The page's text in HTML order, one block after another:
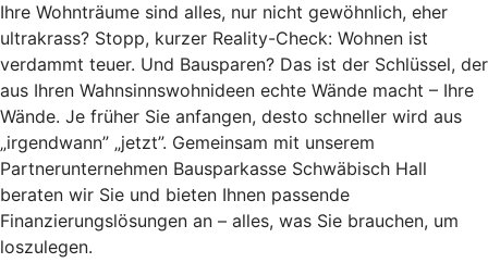
Ihre Wohnträume sind alles, nur nicht gewöhnlich, eher
ultrakrass? Stopp, kurzer Reality-Check: Wohnen ist
verdammt teuer. Und Bausparen? Das ist der Schlüssel, der
aus Ihren Wahnsinnswohnideen echte Wände macht – Ihre
Wände. Je früher Sie anfangen, desto schneller wird aus
„irgendwann” „jetzt”. Gemeinsam mit unserem
Partnerunternehmen Bausparkasse Schwäbisch Hall
beraten wir Sie und bieten Ihnen passende
Finanzierungslösungen an – alles, was Sie brauchen, um
loszulegen.